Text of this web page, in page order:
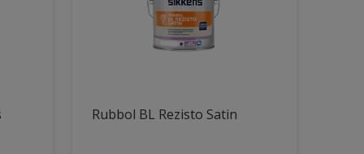
Rubbol BL Rezisto Satin